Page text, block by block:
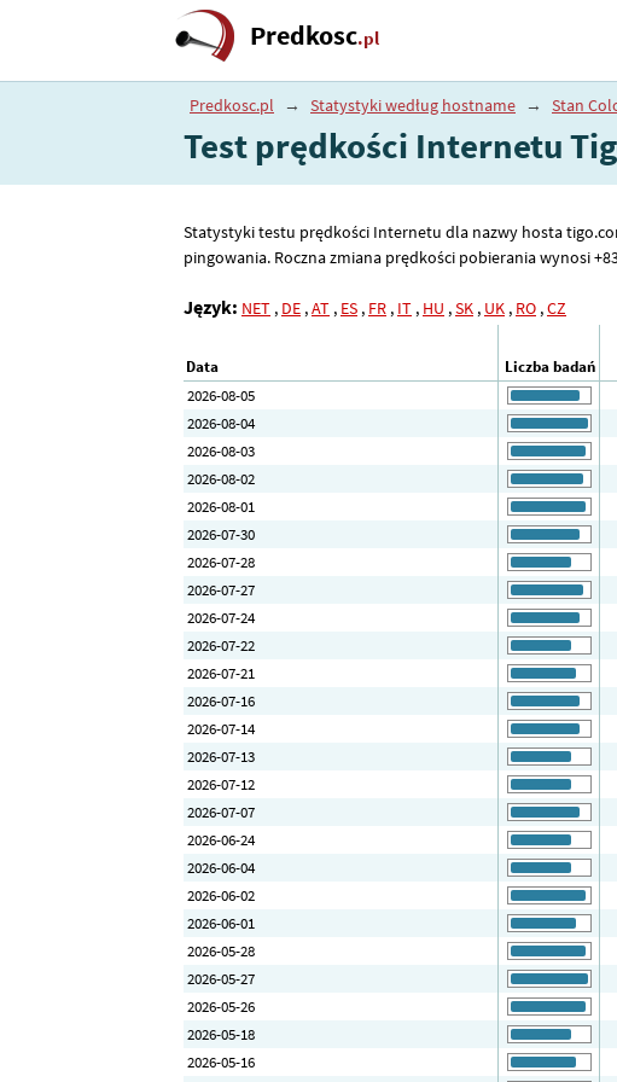
Predkosc.pl
Predkosc.pl → Statystyki według hostname → Stan
Test prędkości Internetu
Statystyki testu prędkości Internetu dla nazwy hosta
pingowania. Roczna zmiana prędkości pobierania wynosi
Język: NET , DE ,AT , ES , FR , IT , HU ,SK , UK , RO ,CZ
Data
Liczba badań
2026-08-05
2026-08-04
2026-08-03
2026-08-02
2026-08-01
2026-07-30
2026-07-28
2026-07-27
2026-07-24
2026-07-22
2026-07-21
2026-07-16
2026-07-14
2026-07-13
2026-07-12
2026-07-07
2026-06-24
2026-06-04
2026-06-02
2026-06-01
2026-05-28
2026-05-27
2026-05-26
2026-05-18
2026-05-16